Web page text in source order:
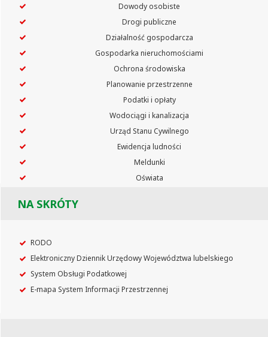
Dowody osobiste
Drogi publiczne
Działalność gospodarcza
Gospodarka nieruchomościami
Ochrona środowiska
Planowanie przestrzenne
Podatki i opłaty
Wodociągi i kanalizacja
Urząd Stanu Cywilnego
Ewidencja ludności
Meldunki
Oświata
NA SKRÓTY
RODO
Elektroniczny Dziennik Urzędowy Województwa lubelskiego
System Obsługi Podatkowej
E-mapa System Informacji Przestrzennej